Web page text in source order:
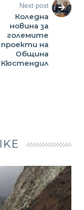
Next post
Коледна
новина за
големите
проекти на
Община
Кюстендил